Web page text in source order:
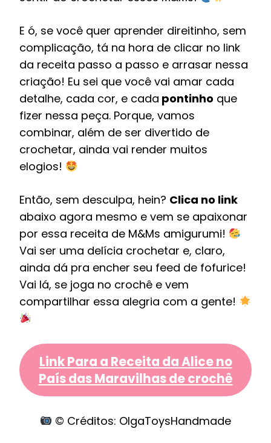
E ó, se você quer aprender direitinho, sem
complicação, tá na hora de clicar no link
da receita passo a passo e arrasar nessa
criação! Eu sei que você vai amar cada
detalhe, cada cor, e cada pontinho que
fizer nessa peça. Porque, vamos
combinar, além de ser divertido de
crochetar, ainda vai render muitos
elogios!
Então, sem desculpa, hein? Clica no link
abaixo agora mesmo e vem se apaixonar
por essa receita de M&Ms amigurumi!
Vai ser uma delícia crochetar e, claro,
ainda dá pra encher seu feed de fofurice!
Vai lá, se joga no crochê e vem
compartilhar essa alegria com a gente!
Link Para a Receita da Alice no
País das Maravilhas de crochê
© Créditos: OlgaToysHandmade